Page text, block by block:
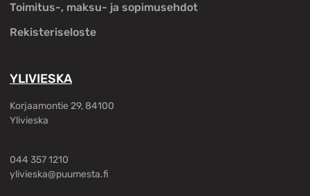
Toimitus-, maksu- ja sopimusehdot
Rekisteriseloste
YLIVIESKA
Korjaamontie 29, 84100
Ylivieska
044 357 1210
ylivieska@puumesta.fi